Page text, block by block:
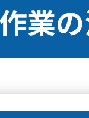
業